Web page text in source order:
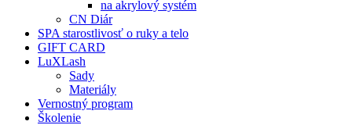
na akrylový systém
CN Diár
SPA starostlivosť o ruky a telo
GIFT CARD
LuXLash
Sady
Materiály
Vernostný program
Školenie